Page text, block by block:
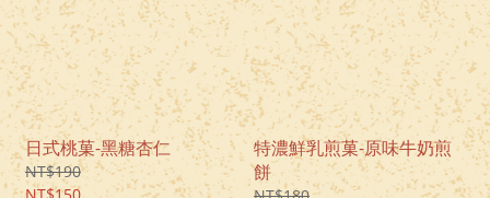
日式桃菓-黑糖杏仁
NT$190
特濃鮮乳煎菓-原味牛奶煎
餅